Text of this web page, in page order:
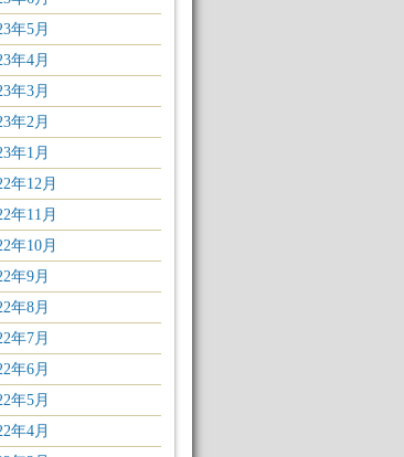
年5月
年4月
年3月
年2月
年1月
年12月
年11月
年10月
年9月
年8月
年7月
年6月
年5月
年4月